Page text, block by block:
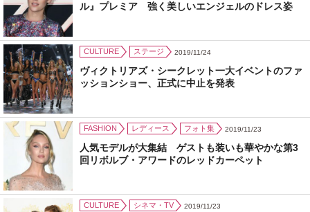
ル』プレミア 強く美しいエンジェルのドレス姿
CULTURE ステージ 2019/11/24
ヴィクトリアズ・シークレット一大イベントのファ
ッションショー、正式に中止を発表
FASHION レディース フォト集 2019/11/23
人気モデルが大集結 ゲストも装いも華やかな第3
回リボルブ・アワードのレッドカーペット
CULTURE シネマ・TV 2019/11/23